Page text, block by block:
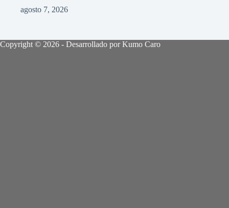
agosto 7, 2026
Copyright © 2026 - Desarrollado por Kumo Caro